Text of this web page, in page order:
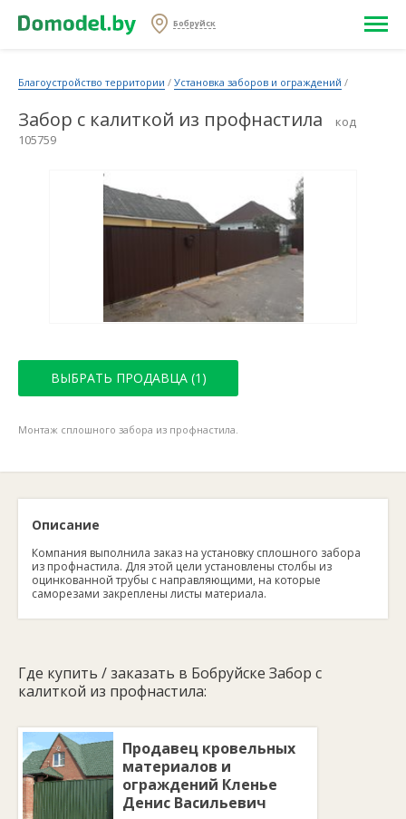
Бобруйск
Благоустройство территории / Установка заборов и ограждений /
Забор с калиткой из профнастила
код
105759
ВЫБРАТЬ ПРОДАВЦА (1)
Монтаж сплошного забора из профнастила.
Описание
Компания выполнила заказ на установку сплошного забора
из профнастила. Для этой цели установлены столбы из
оцинкованной трубы с направляющими, на которые
саморезами закреплены листы материала.
Где купить / заказать в Бобруйске Забор с
калиткой из профнастила:
Продавец кровельных
материалов и
ограждений Кленье
Денис Васильевич